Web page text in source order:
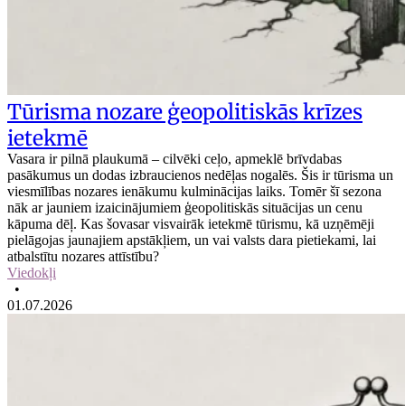
Tūrisma nozare ģeopolitiskās krīzes
ietekmē
Vasara ir pilnā plaukumā – cilvēki ceļo, apmeklē brīvdabas
pasākumus un dodas izbraucienos nedēļas nogalēs. Šis ir tūrisma un
viesmīlības nozares ienākumu kulminācijas laiks. Tomēr šī sezona
nāk ar jauniem izaicinājumiem ģeopolitiskās situācijas un cenu
kāpuma dēļ. Kas šovasar visvairāk ietekmē tūrismu, kā uzņēmēji
pielāgojas jaunajiem apstākļiem, un vai valsts dara pietiekami, lai
atbalstītu nozares attīstību?
Viedokļi
•
01.07.2026